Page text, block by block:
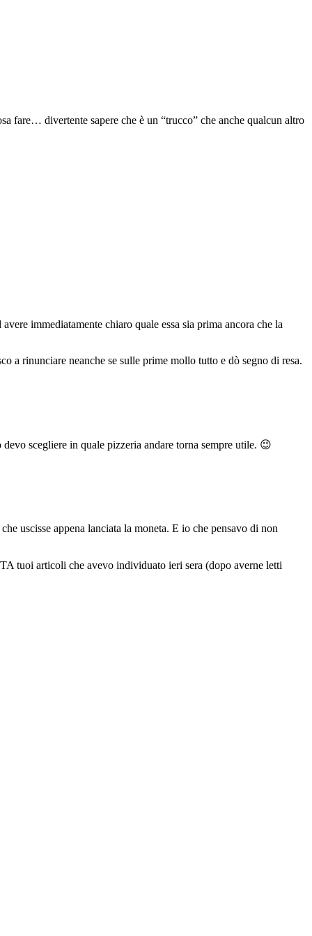
fare… divertente sapere che è un “trucco” che anche qualcun altro
immediatamente chiaro quale essa sia prima ancora che la
a rinunciare neanche se sulle prime mollo tutto e dò segno di resa.
scegliere in quale pizzeria andare torna sempre utile. 😉
uscisse appena lanciata la moneta. E io che pensavo di non
tuoi articoli che avevo individuato ieri sera (dopo averne letti